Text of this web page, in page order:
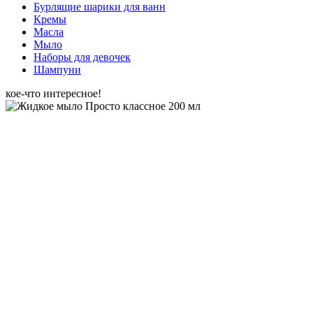
Бурлящие шарики для ванн
Кремы
Масла
Мыло
Наборы для девочек
Шампуни
кое-что интересное!